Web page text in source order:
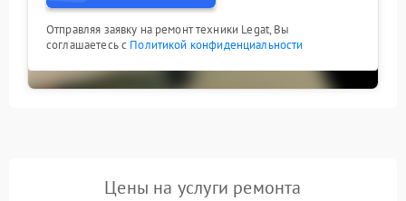
Отправляя заявку на ремонт техники Legat, Вы
соглашаетесь с Политикой конфиденциальности
Цены на услуги ремонта